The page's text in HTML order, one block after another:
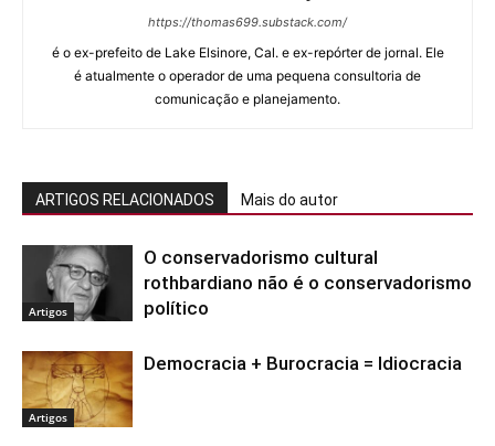
https://thomas699.substack.com/
é o ex-prefeito de Lake Elsinore, Cal. e ex-repórter de jornal. Ele
é atualmente o operador de uma pequena consultoria de
comunicação e planejamento.
ARTIGOS RELACIONADOS Mais do autor
Artigos
O conservadorismo cultural
rothbardiano não é o conservadorismo
político
Artigos
Democracia + Burocracia = Idiocracia